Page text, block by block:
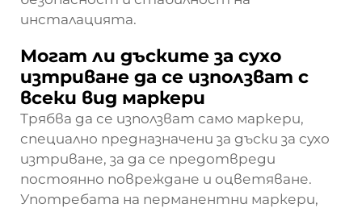
инсталацията.
Могат ли дъските за сухо
изтриване да се използват с
всеки вид маркери
Трябва да се използват само маркери,
специално предназначени за дъски за сухо
изтриване, за да се предотвреди
постоянно повреждане и оцветяване.
Употребата на перманентни маркери,